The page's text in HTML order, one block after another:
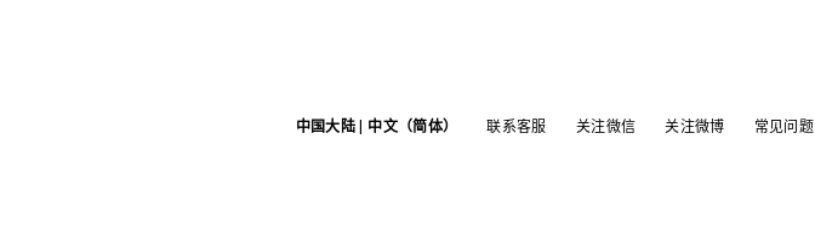
中国大陆 | 中文（简体） 联系客服 关注微信 关注微博 常见问题